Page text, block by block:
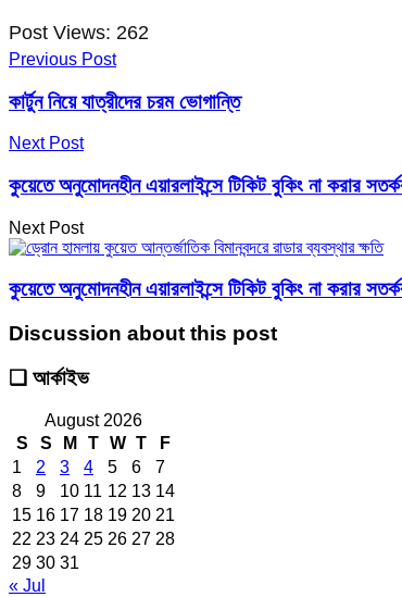
Post Views: 262
Previous Post
কার্টুন নিয়ে যাত্রীদের চরম ভোগান্তি
Next Post
কুয়েতে অনুমোদনহীন এয়ারলাইন্সে টিকিট বুকিং না করার
Next Post
কুয়েতে অনুমোদনহীন এয়ারলাইন্সে টিকিট বুকিং না করার
Discussion about this post
❑ আর্কাইভ
August 2026
S
S M T W T
F
1
2 3 4 5 6
7
8
9 10 11 12 13 14
15 16 17 18 19 20 21
22 23 24 25 26 27 28
29 30 31
« Jul